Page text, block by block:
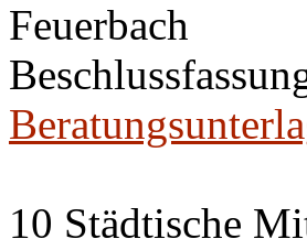
Feuerbach
10 Städtische